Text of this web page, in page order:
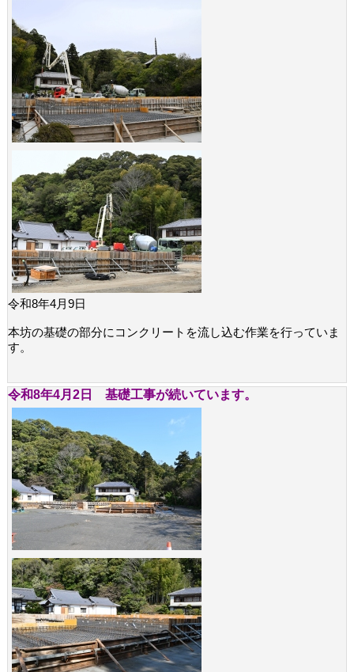
令和8年4月9日
本坊の基礎の部分にコンクリートを流し込む作業を行っていま
す。
令和8年4月2日 基礎工事が続いています。